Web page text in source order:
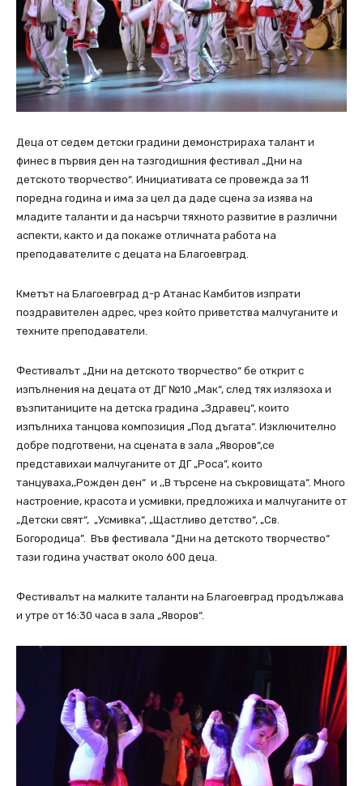
Деца от седем детски градини демонстрираха талант и
финес в първия ден на тазгодишния фестивал „Дни на
детското творчество“. Инициативата се провежда за 11
поредна година и има за цел да даде сцена за изява на
младите таланти и да насърчи тяхното развитие в различни
аспекти, както и да покаже отличната работа на
преподавателите с децата на Благоевград.
Кметът на Благоевград д-р Атанас Камбитов изпрати
поздравителен адрес, чрез който приветства малчуганите и
техните преподаватели.
Фестивалът „Дни на детското творчество“ бе открит с
изпълнения на децата от ДГ №10 „Мак“, след тях излязоха и
възпитаниците на детска градина „Здравец“, които
изпълниха танцова композиция „Под дъгата“. Изключително
добре подготвени, на сцената в зала „Яворов“,се
представихаи малчуганите от ДГ „Роса”, които
танцуваха,,Рожден ден“ и ,,В търсене на съкровищата“. Много
настроение, красота и усмивки, предложиха и малчуганите от
„Детски свят“, „Усмивка“, „Щастливо детство“, „Св.
Богородица”. Във фестивала “Дни на детското творчество“
тази година участват около 600 деца.
Фестивалът на малките таланти на Благоевград продължава
и утре от 16:30 часа в зала „Яворов“.